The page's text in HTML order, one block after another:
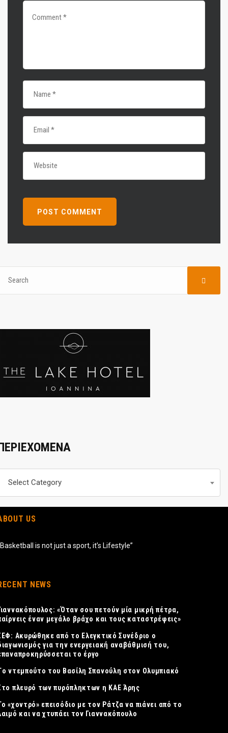
Select Category
US
is not just a sport, it’s Lifestyle”
NEWS
«Όταν σου πετούν μία μικρή πέτρα,
έναν μεγάλο βράχο και τους καταστρέφεις»
Ακυρώθηκε από το Ελεγκτικό Συνέδριο ο
για την ενεργειακή αναβάθμισή του,
το έργο
ντεμπούτο του Βασίλη Σπανούλη στον Ολυμπιακό
πλευρό των πυρόπληκτων η ΚΑΕ Άρης
«χοντρό» επεισόδιο με τον Ράτζα να πιάνει από το
και να χτυπάει τον Γιαννακόπουλο